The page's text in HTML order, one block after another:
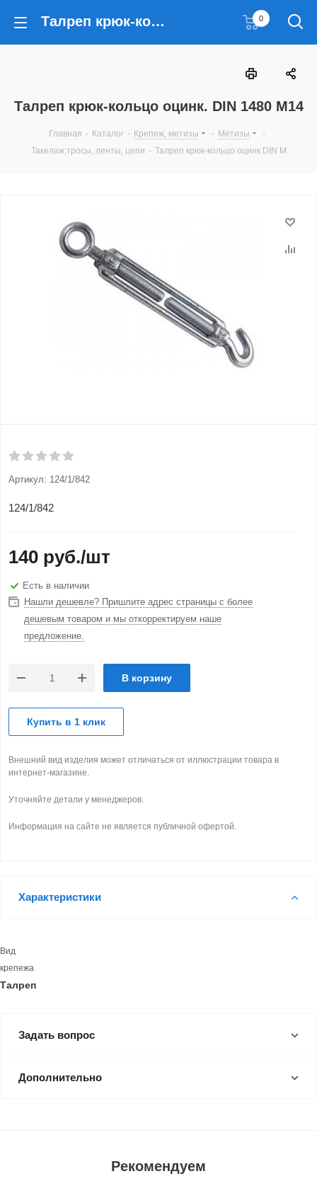
Талреп крюк-кольцо оцинк. DIN 1480 М14 0
Талреп крюк-кольцо оцинк. DIN 1480 М14
Главная - Каталог - Крепеж, метизы - Метизы
-
Такелаж,тросы, ленты, цепи - Талреп крюк-кольцо оцинк DIN М
Артикул: 124/1/842
124/1/842
140 руб./шт
Есть в наличии
Нашли дешевле? Пришлите адрес страницы с более
дешевым товаром и мы откорректируем наше
предложение.
В корзину
Купить в 1 клик
Внешний вид изделия может отличаться от иллюстрации товара в
интернет-магазине.
Уточняйте детали у менеджеров.
Информация на сайте не является публичной офертой.
Характеристики
Вид
крепежа
Талреп
Задать вопрос
Дополнительно
Рекомендуем